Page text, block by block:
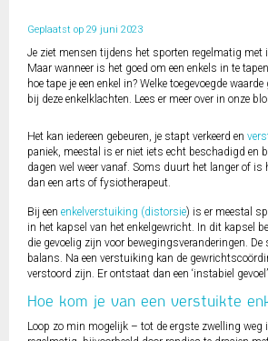
Geplaatst op 29 juni 2023
Je ziet mensen tijdens het sporten regelmatig met
Maar wanneer is het goed om een enkels in te
hoe tape je een enkel in? Welke toegevoegde
bij deze enkelklachten. Lees er meer over in onze
Het kan iedereen gebeuren, je stapt verkeerd en
paniek, meestal is er niet iets echt beschadigd en
dagen wel weer vanaf. Soms duurt het langer of is
dan een arts of fysiotherapeut.
Bij een enkelverstuiking (distorsie) is er meestal
in het kapsel van het enkelgewricht. In dit kapsel
die gevoelig zijn voor bewegingsveranderingen. De
balans. Na een verstuiking kan de
verstoord zijn. Er ontstaat dan een ‘instabiel
Hoe kom je van een verstuikte
Loop zo min mogelijk – tot de ergste zwelling weg